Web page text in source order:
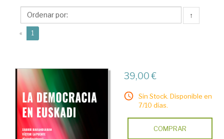
Víctor
↑
« 1
39,00 €
Sin Stock. Disponible en
7/10 días.
COMPRAR